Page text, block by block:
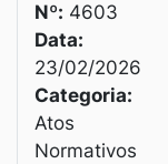
Nº: 4603
Data:
23/02/2026
Categoria:
Atos
Normativos